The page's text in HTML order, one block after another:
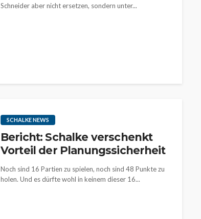
Schneider aber nicht ersetzen, sondern unter...
SCHALKE NEWS
Bericht: Schalke verschenkt
Vorteil der Planungssicherheit
Noch sind 16 Partien zu spielen, noch sind 48 Punkte zu
holen. Und es dürfte wohl in keinem dieser 16...